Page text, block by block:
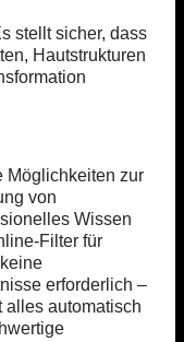
stellt sicher, dass
Hautstrukturen
Möglichkeiten zur
von
Wissen
Filter für
erforderlich –
alles automatisch